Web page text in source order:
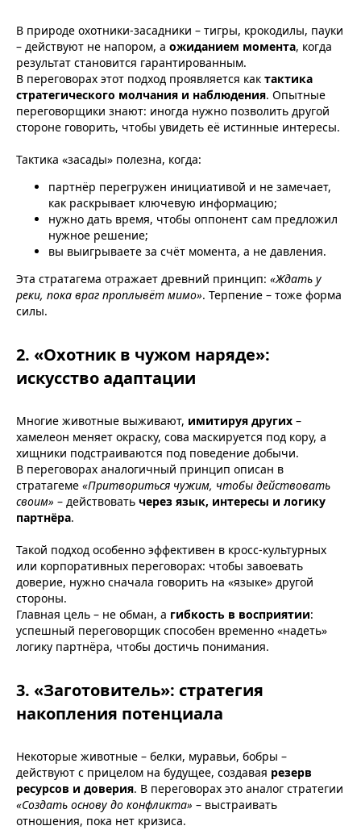
В природе охотники-засадники – тигры, крокодилы, пауки
– действуют не напором, а ожиданием момента, когда
результат становится гарантированным.
В переговорах этот подход проявляется как тактика
стратегического молчания и наблюдения. Опытные
переговорщики знают: иногда нужно позволить другой
стороне говорить, чтобы увидеть её истинные интересы.
Тактика «засады» полезна, когда:
партнёр перегружен инициативой и не замечает,
как раскрывает ключевую информацию;
нужно дать время, чтобы оппонент сам предложил
нужное решение;
вы выигрываете за счёт момента, а не давления.
Эта стратагема отражает древний принцип: «Ждать у
реки, пока враг проплывёт мимо». Терпение – тоже форма
силы.
2. «Охотник в чужом наряде»:
искусство адаптации
Многие животные выживают, имитируя других –
хамелеон меняет окраску, сова маскируется под кору, а
хищники подстраиваются под поведение добычи.
В переговорах аналогичный принцип описан в
стратагеме «Притвориться чужим, чтобы действовать
своим» – действовать через язык, интересы и логику
партнёра.
Такой подход особенно эффективен в кросс-культурных
или корпоративных переговорах: чтобы завоевать
доверие, нужно сначала говорить на «языке» другой
стороны.
Главная цель – не обман, а гибкость в восприятии:
успешный переговорщик способен временно «надеть»
логику партнёра, чтобы достичь понимания.
3. «Заготовитель»: стратегия
накопления потенциала
Некоторые животные – белки, муравьи, бобры –
действуют с прицелом на будущее, создавая резерв
ресурсов и доверия. В переговорах это аналог стратегии
«Создать основу до конфликта» – выстраивать
отношения, пока нет кризиса.